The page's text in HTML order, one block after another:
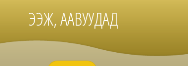
ЭЭЖ, ААВУУДАД